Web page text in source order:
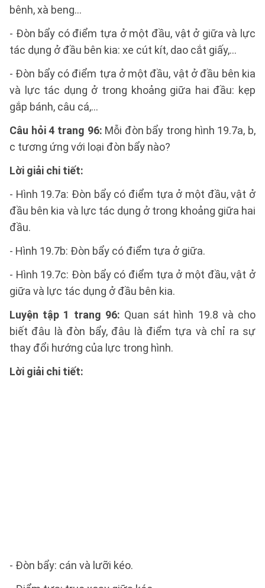
bênh, xà beng…
- Đòn bẩy có điểm tựa ở một đầu, vật ở giữa và lực
tác dụng ở đầu bên kia: xe cút kít, dao cắt giấy,…
- Đòn bẩy có điểm tựa ở một đầu, vật ở đầu bên kia
và lực tác dụng ở trong khoảng giữa hai đầu: kẹp
gắp bánh, câu cá,…
Câu hỏi 4 trang 96: Mỗi đòn bẩy trong hình 19.7a, b,
c tương ứng với loại đòn bẩy nào?
Lời giải chi tiết:
- Hình 19.7a: Đòn bẩy có điểm tựa ở một đầu, vật ở
đầu bên kia và lực tác dụng ở trong khoảng giữa hai
đầu.
- Hình 19.7b: Đòn bẩy có điểm tựa ở giữa.
- Hình 19.7c: Đòn bẩy có điểm tựa ở một đầu, vật ở
giữa và lực tác dụng ở đầu bên kia.
Luyện tập 1 trang 96: Quan sát hình 19.8 và cho
biết đâu là đòn bẩy, đâu là điểm tựa và chỉ ra sự
thay đổi hướng của lực trong hình.
Lời giải chi tiết:
- Đòn bẩy: cán và lưỡi kéo.